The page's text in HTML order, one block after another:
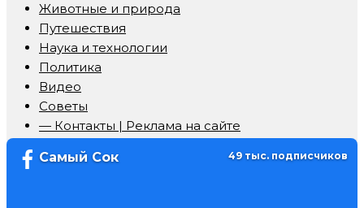
Животные и природа
Путешествия
Наука и технологии
Политика
Видео
Советы
— Контакты | Реклама на сайте
Самый Сок 49 тыс. подписчиков